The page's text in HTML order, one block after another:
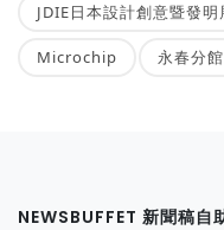
JDIE日本設計創意暨發明
Microchip 永春分館
NEWSBUFFET 新聞稿自